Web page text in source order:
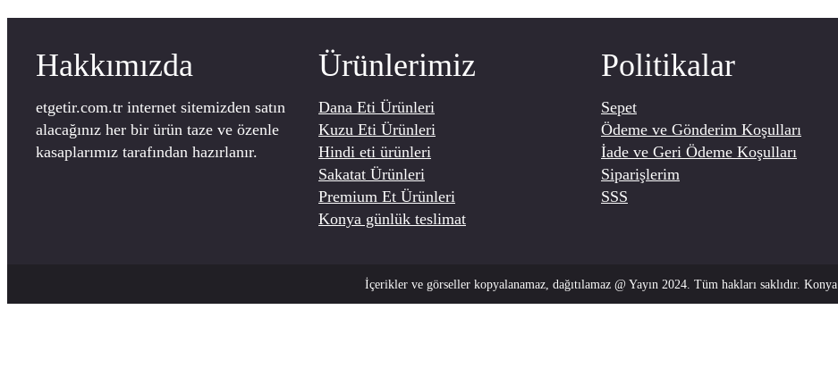
Hakkımızda
etgetir.com.tr internet sitemizden satın
alacağınız her bir ürün taze ve özenle
kasaplarımız tarafından hazırlanır.
Ürünlerimiz
Dana Eti Ürünleri
Kuzu Eti Ürünleri
Hindi eti ürünleri
Sakatat Ürünleri
Premium Et Ürünleri
Konya günlük teslimat
Politikalar
Sepet
Ödeme ve Gönderim Koşulları
İade ve Geri Ödeme Koşulları
Siparişlerim
SSS
İçerikler ve görseller kopyalanamaz, dağıtılamaz @ Yayın 2024. Tüm hakları saklıdır. Konya